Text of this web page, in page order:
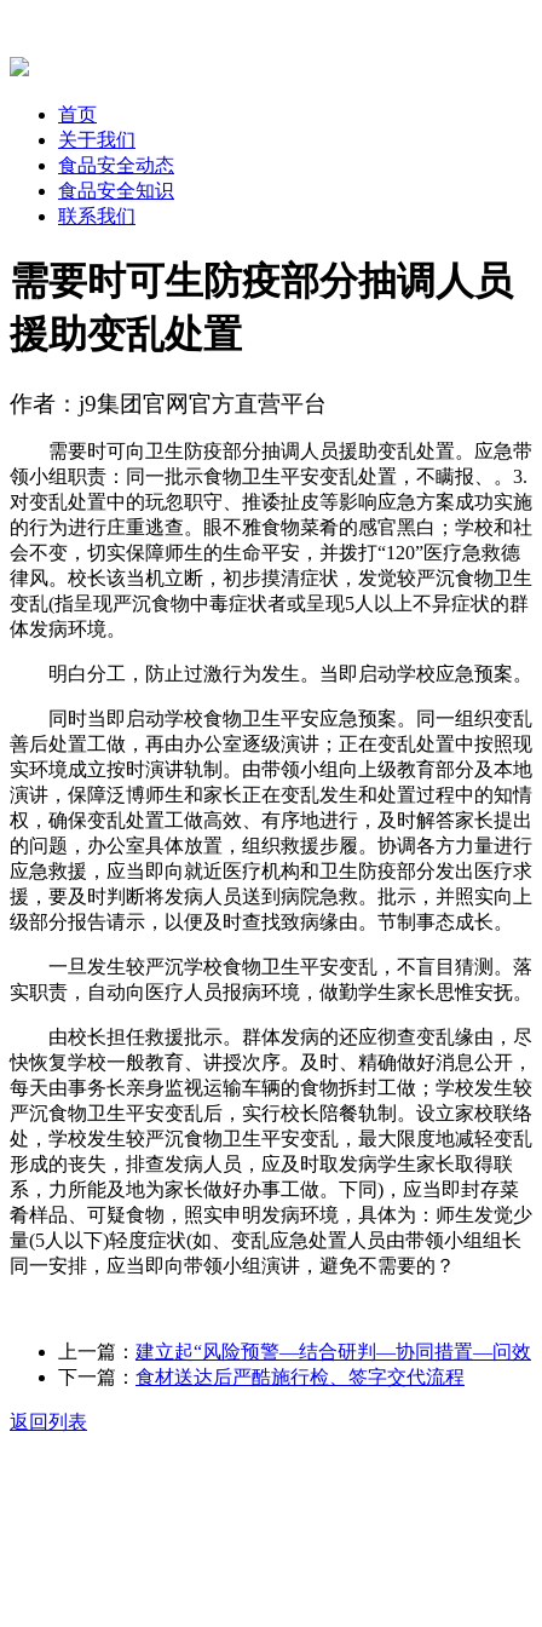
首页
关于我们
食品安全动态
食品安全知识
联系我们
需要时可生防疫部分抽调人员
援助变乱处置
作者：j9集团官网官方直营平台
需要时可向卫生防疫部分抽调人员援助变乱处置。应急带
领小组职责：同一批示食物卫生平安变乱处置，不瞒报、。3.
对变乱处置中的玩忽职守、推诿扯皮等影响应急方案成功实施
的行为进行庄重逃查。眼不雅食物菜肴的感官黑白；学校和社
会不变，切实保障师生的生命平安，并拨打“120”医疗急救德
律风。校长该当机立断，初步摸清症状，发觉较严沉食物卫生
变乱(指呈现严沉食物中毒症状者或呈现5人以上不异症状的群
体发病环境。
明白分工，防止过激行为发生。当即启动学校应急预案。
同时当即启动学校食物卫生平安应急预案。同一组织变乱
善后处置工做，再由办公室逐级演讲；正在变乱处置中按照现
实环境成立按时演讲轨制。由带领小组向上级教育部分及本地
演讲，保障泛博师生和家长正在变乱发生和处置过程中的知情
权，确保变乱处置工做高效、有序地进行，及时解答家长提出
的问题，办公室具体放置，组织救援步履。协调各方力量进行
应急救援，应当即向就近医疗机构和卫生防疫部分发出医疗求
援，要及时判断将发病人员送到病院急救。批示，并照实向上
级部分报告请示，以便及时查找致病缘由。节制事态成长。
一旦发生较严沉学校食物卫生平安变乱，不盲目猜测。落
实职责，自动向医疗人员报病环境，做勤学生家长思惟安抚。
由校长担任救援批示。群体发病的还应彻查变乱缘由，尽
快恢复学校一般教育、讲授次序。及时、精确做好消息公开，
每天由事务长亲身监视运输车辆的食物拆封工做；学校发生较
严沉食物卫生平安变乱后，实行校长陪餐轨制。设立家校联络
处，学校发生较严沉食物卫生平安变乱，最大限度地减轻变乱
形成的丧失，排查发病人员，应及时取发病学生家长取得联
系，力所能及地为家长做好办事工做。下同)，应当即封存菜
肴样品、可疑食物，照实申明发病环境，具体为：师生发觉少
量(5人以下)轻度症状(如、变乱应急处置人员由带领小组组长
同一安排，应当即向带领小组演讲，避免不需要的？
上一篇： 建立起“风险预警—结合研判—协同措置—问效
下一篇： 食材送达后严酷施行检、签字交代流程
返回列表